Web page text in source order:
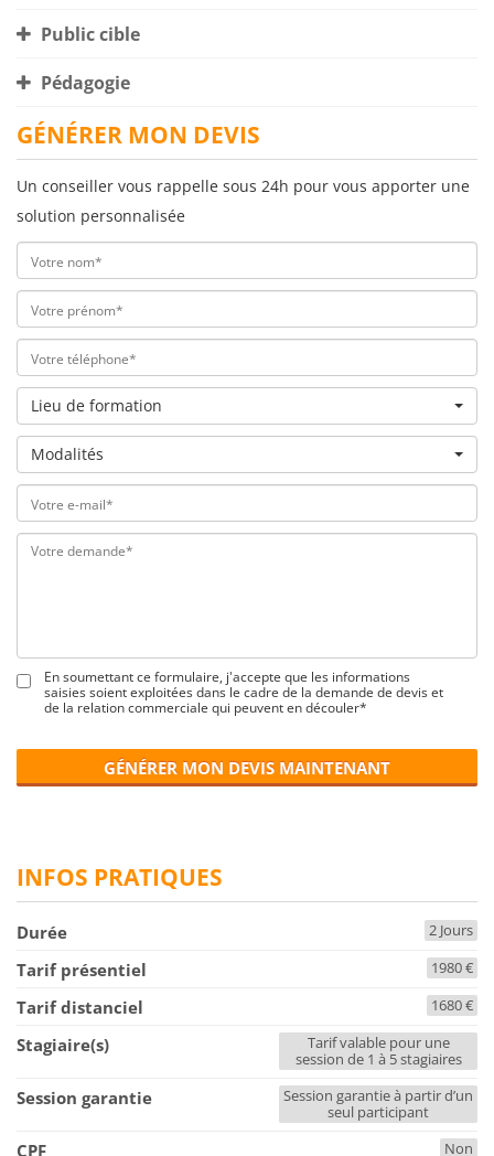
Public cible
Pédagogie
GÉNÉRER MON DEVIS
Un conseiller vous rappelle sous 24h pour vous apporter une
solution personnalisée
Lieu de formation
Modalités
En soumettant ce formulaire, j'accepte que les informations
saisies soient exploitées dans le cadre de la demande de devis et
de la relation commerciale qui peuvent en découler*
GÉNÉRER MON DEVIS MAINTENANT
INFOS PRATIQUES
Durée 2 Jours
Tarif présentiel 1980 €
Tarif distanciel 1680 €
Stagiaire(s)
Tarif valable pour une
session de 1 à 5 stagiaires
Session garantie
Session garantie à partir d’un
seul participant
CPF Non